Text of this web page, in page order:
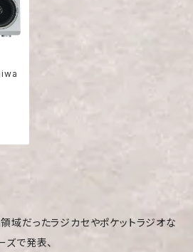
域だったラジカセやポケットラジオな
で発表、